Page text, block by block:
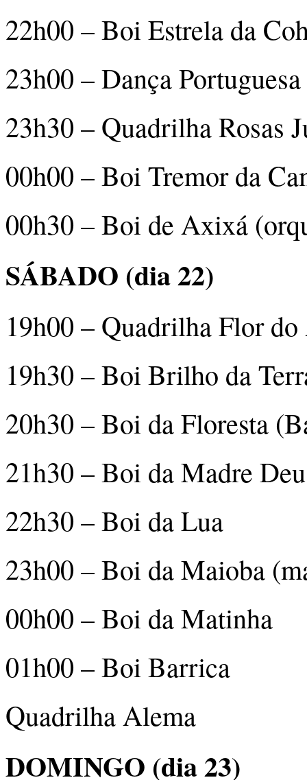
22h00 – Boi Estrela da
23h00 – Dança Portuguesa
23h30 – Quadrilha Rosas
00h00 – Boi Tremor da
00h30 – Boi de Axixá
SÁBADO (dia 22)
19h00 – Quadrilha Flor
19h30 – Boi Brilho da
20h30 – Boi da Floresta
21h30 – Boi da Madre
22h30 – Boi da Lua
23h00 – Boi da Maioba
00h00 – Boi da Matinha
01h00 – Boi Barrica
Quadrilha Alema
DOMINGO (dia 23)